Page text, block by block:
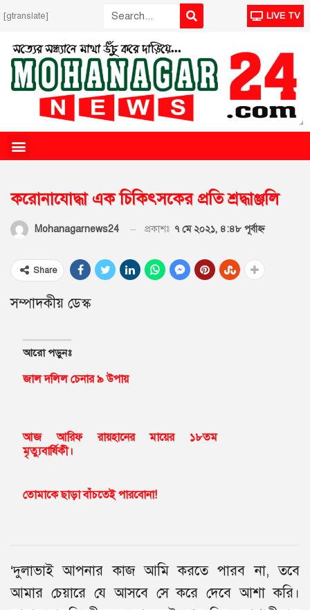
[gtranslate] LIVE TV
করোনাযোদ্ধা এক চিকিৎসকের প্রতি শ্রদ্ধাঞ্জলি
Mohanagarnews24 প্রকাশঃ ৭ মে ২০২১, ৪:৪৮ পূর্বাহ্ণ
Share
সম্পাদকীয় ডেস্ক
আরো পড়ুনঃ
জাল দলিল চেনার ৯ উপায়
আজ আরিফ রায়হানের মায়ের ১৮তম
মৃত্যুবার্ষিকী।
তোমাকে ছাড়া বাঁচতেই পারবোনা!
‘দুলাভাই আপনার কাজ আমি করতে পারব না, তবে
আমার চেয়ারে যে আসবে সে করে দেবে আশা করি।